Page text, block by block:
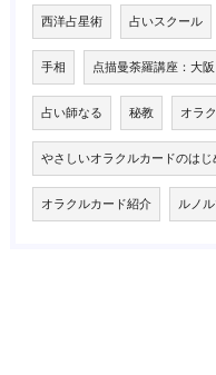
西洋占星術 占いスクール
手相 点描曼荼羅講座：大阪
占い師なる 秘教 オラ
やさしいオラクルカードのはじ
オラクルカード紹介 ルノ